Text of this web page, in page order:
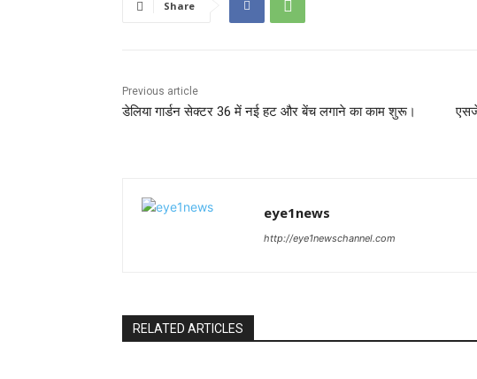
Share
Previous article
डेलिया गार्डन सेक्टर 36 में नई हट और बेंच लगाने का काम शुरू।
eye1news
http://eye1newschannel.com
RELATED ARTICLES